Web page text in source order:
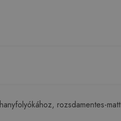
rozsdamentes-matt